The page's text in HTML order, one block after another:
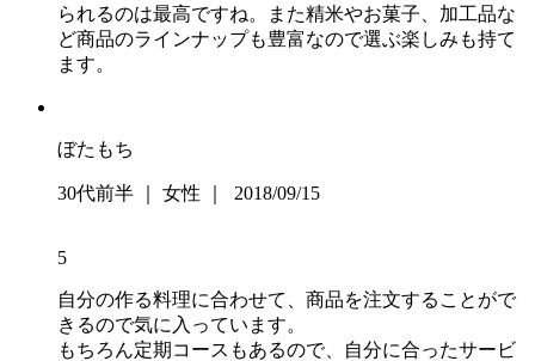
られるのは最高ですね。また精米やお菓子、加工品な
ど商品のラインナップも豊富なので選ぶ楽しみも持て
ます。
ぼたもち
30代前半 ｜ 女性 ｜ 2018/09/15
5
自分の作る料理に合わせて、商品を注文することがで
きるので気に入っています。
もちろん定期コースもあるので、自分に合ったサービ